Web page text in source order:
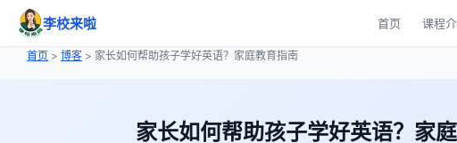
李校来啦 首页 课程
首页 > 博客 > 家长如何帮助孩子学好英语？家庭教育指南
家长如何帮助孩子学好英语？家